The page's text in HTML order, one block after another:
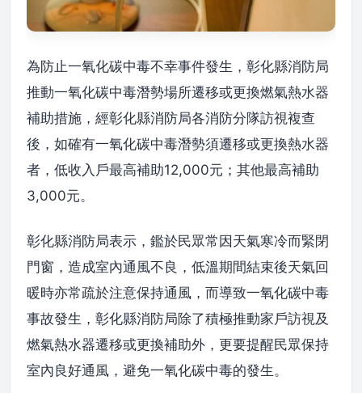
為防止一氧化碳中毒不幸事件發生，彰化縣消防局
推動一氧化碳中毒潛勢場所遷移或更換燃氣熱水器
補助措施，經彰化縣消防局各消防分隊訪視複查
後，如確有一氧化碳中毒潛勢須遷移或更換熱水器
者，低收入戶最高補助12,000元；其他最高補助
3,000元。
彰化縣消防局表示，鑑於民眾常因天氣寒冷而緊閉
門窗，造成室內通風不良，低溫期間結束後天氣回
暖時亦常疏於注意保持通風，而導致一氧化碳中毒
事故發生，彰化縣消防局除了積極推動家戶訪視及
燃氣熱水器遷移或更換補助外，更要提醒民眾保持
室內良好通風，避免一氧化碳中毒的發生。